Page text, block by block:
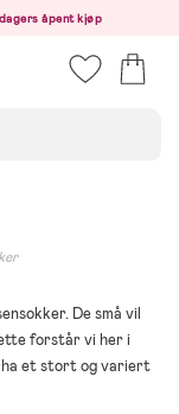
åpent kjøp
De små vil
forstår vi her i
ha et stort og variert